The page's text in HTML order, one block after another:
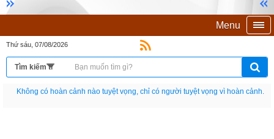
Menu
Thứ sáu, 07/08/2026
Nếu như không chịu học tập thì cho dù đi vạn dặm đường cũng chỉ là anh đưa